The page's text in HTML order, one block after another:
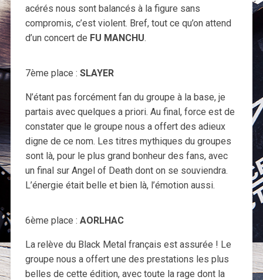
acérés nous sont balancés à la figure sans
compromis, c’est violent. Bref, tout ce qu’on attend
d’un concert de FU MANCHU.
7ème place : SLAYER
N’étant pas forcément fan du groupe à la base, je
partais avec quelques a priori. Au final, force est de
constater que le groupe nous a offert des adieux
digne de ce nom. Les titres mythiques du groupes
sont là, pour le plus grand bonheur des fans, avec
un final sur Angel of Death dont on se souviendra.
L’énergie était belle et bien là, l’émotion aussi.
6ème place : AORLHAC
La relève du Black Metal français est assurée ! Le
groupe nous a offert une des prestations les plus
belles de cette édition, avec toute la rage dont la